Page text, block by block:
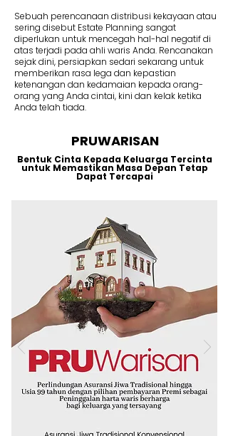
Sebuah perencanaan distribusi kekayaan atau
sering disebut Estate Planning sangat
diperlukan untuk mencegah hal-hal negatif di
atas terjadi pada ahli waris Anda. Rencanakan
sejak dini, persiapkan sedari sekarang untuk
memberikan rasa lega dan kepastian
ketenangan dan kedamaian kepada orang-
orang yang Anda cintai, kini dan kelak ketika
Anda telah tiada.
PRUWARISAN
Bentuk Cinta Kepada Keluarga Tercinta
untuk Memastikan Masa Depan Tetap
Dapat Tercapai